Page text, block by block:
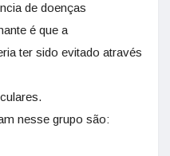
de doenças
é que a
ter sido evitado através
nesse grupo são: